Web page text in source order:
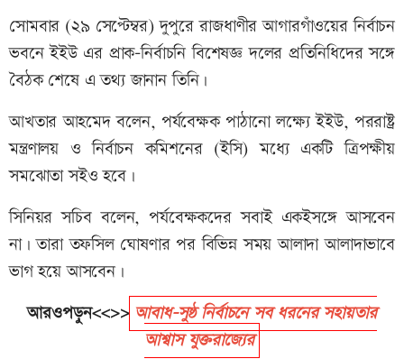
সোমবার (২৯ সেপ্টেম্বর) দুপুরে রাজধাণীর আগারগাঁওয়ের নির্বাচন
ভবনে ইইউ এর প্রাক-নির্বাচনি বিশেষজ্ঞ দলের প্রতিনিধিদের সঙ্গে
বৈঠক শেষে এ তথ্য জানান তিনি।
আখতার আহমেদ বলেন, পর্যবেক্ষক পাঠানো লক্ষ্যে ইইউ, পররাষ্ট্র
মন্ত্রণালয় ও নির্বাচন কমিশনের (ইসি) মধ্যে একটি ত্রিপক্ষীয়
সমঝোতা সইও হবে।
‎সিনিয়র সচিব বলেন, পর্যবেক্ষকদের সবাই একইসঙ্গে আসবেন
না। তারা তফসিল ঘোষণার পর বিভিন্ন সময় আলাদা আলাদাভাবে
ভাগ হয়ে আসবেন।
আরওপড়ুন<<>> আবাধ-সুষ্ঠ নির্বাচনে সব ধরনের সহায়তার
আশ্বাস যুক্তরাজ্যের